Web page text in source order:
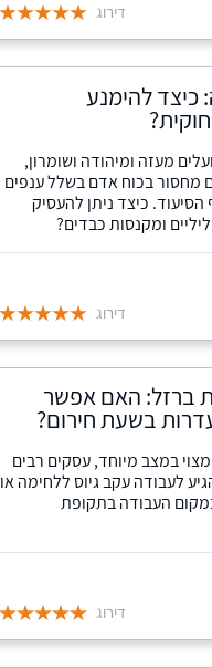
דירוג
להימנע
מעזה ומיהודה ושומרון,
בכוח אדם בשלל ענפים
הסיעוד. כיצד ניתן להעסיק
ומקנסות כבדים?
דירוג
ברזל: האם אפשר
בשעת חירום?
במצב מיוחד, עסקים רבים
לעבודה עקב גיוס ללחימה או
העבודה בתקופת
דירוג